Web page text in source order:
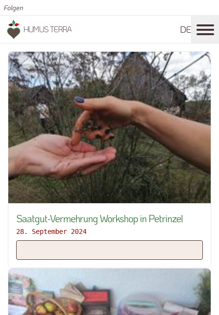
Folgen
HUMUS TERRA DE
Saatgut-Vermehrung Workshop in Petrinzel
28. September 2024